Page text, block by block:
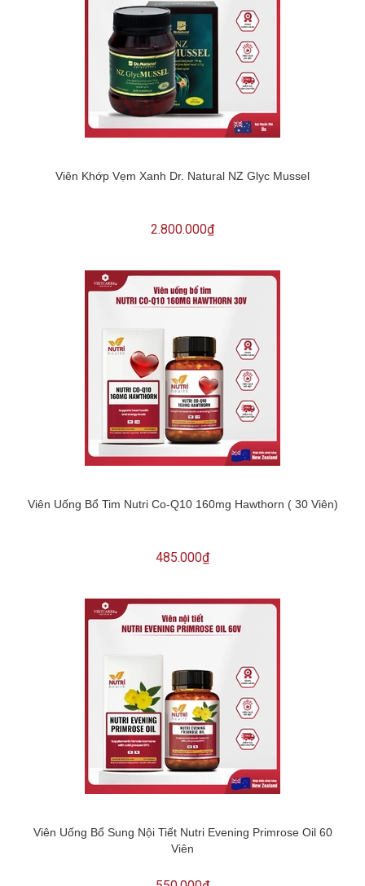
Viên Khớp Vẹm Xanh Dr. Natural NZ Glyc Mussel
2.800.000₫
Viên Uống Bổ Tim Nutri Co-Q10 160mg Hawthorn ( 30 Viên)
485.000₫
Viên Uống Bổ Sung Nội Tiết Nutri Evening Primrose Oil 60
Viên